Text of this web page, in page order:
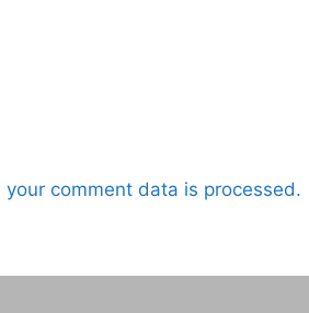
your comment data is processed.